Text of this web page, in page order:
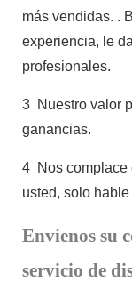
más vendidas. .
experiencia, le
profesionales.
3 Nuestro valor
ganancias.
4 Nos
usted, solo
Envíenos su
servicio de